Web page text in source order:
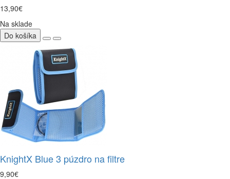
13,90€
Na sklade
Do košíka
KnightX Blue 3 púzdro na filtre
9,90€